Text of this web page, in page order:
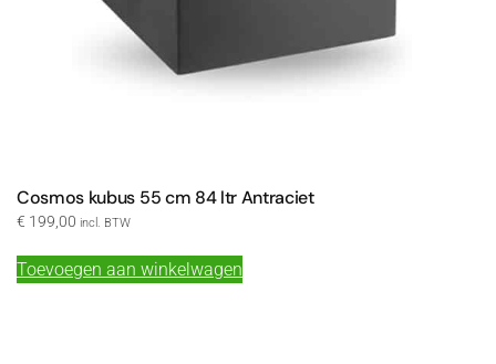
Cosmos kubus 55 cm 84 ltr Antraciet
€ 199,00 incl. BTW
Toevoegen aan winkelwagen